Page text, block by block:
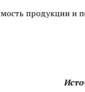
продукции и